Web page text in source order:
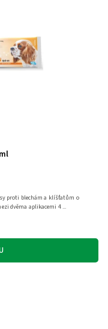
proti blechám a klíšťatům o
dvěma aplikacemi 4 ...